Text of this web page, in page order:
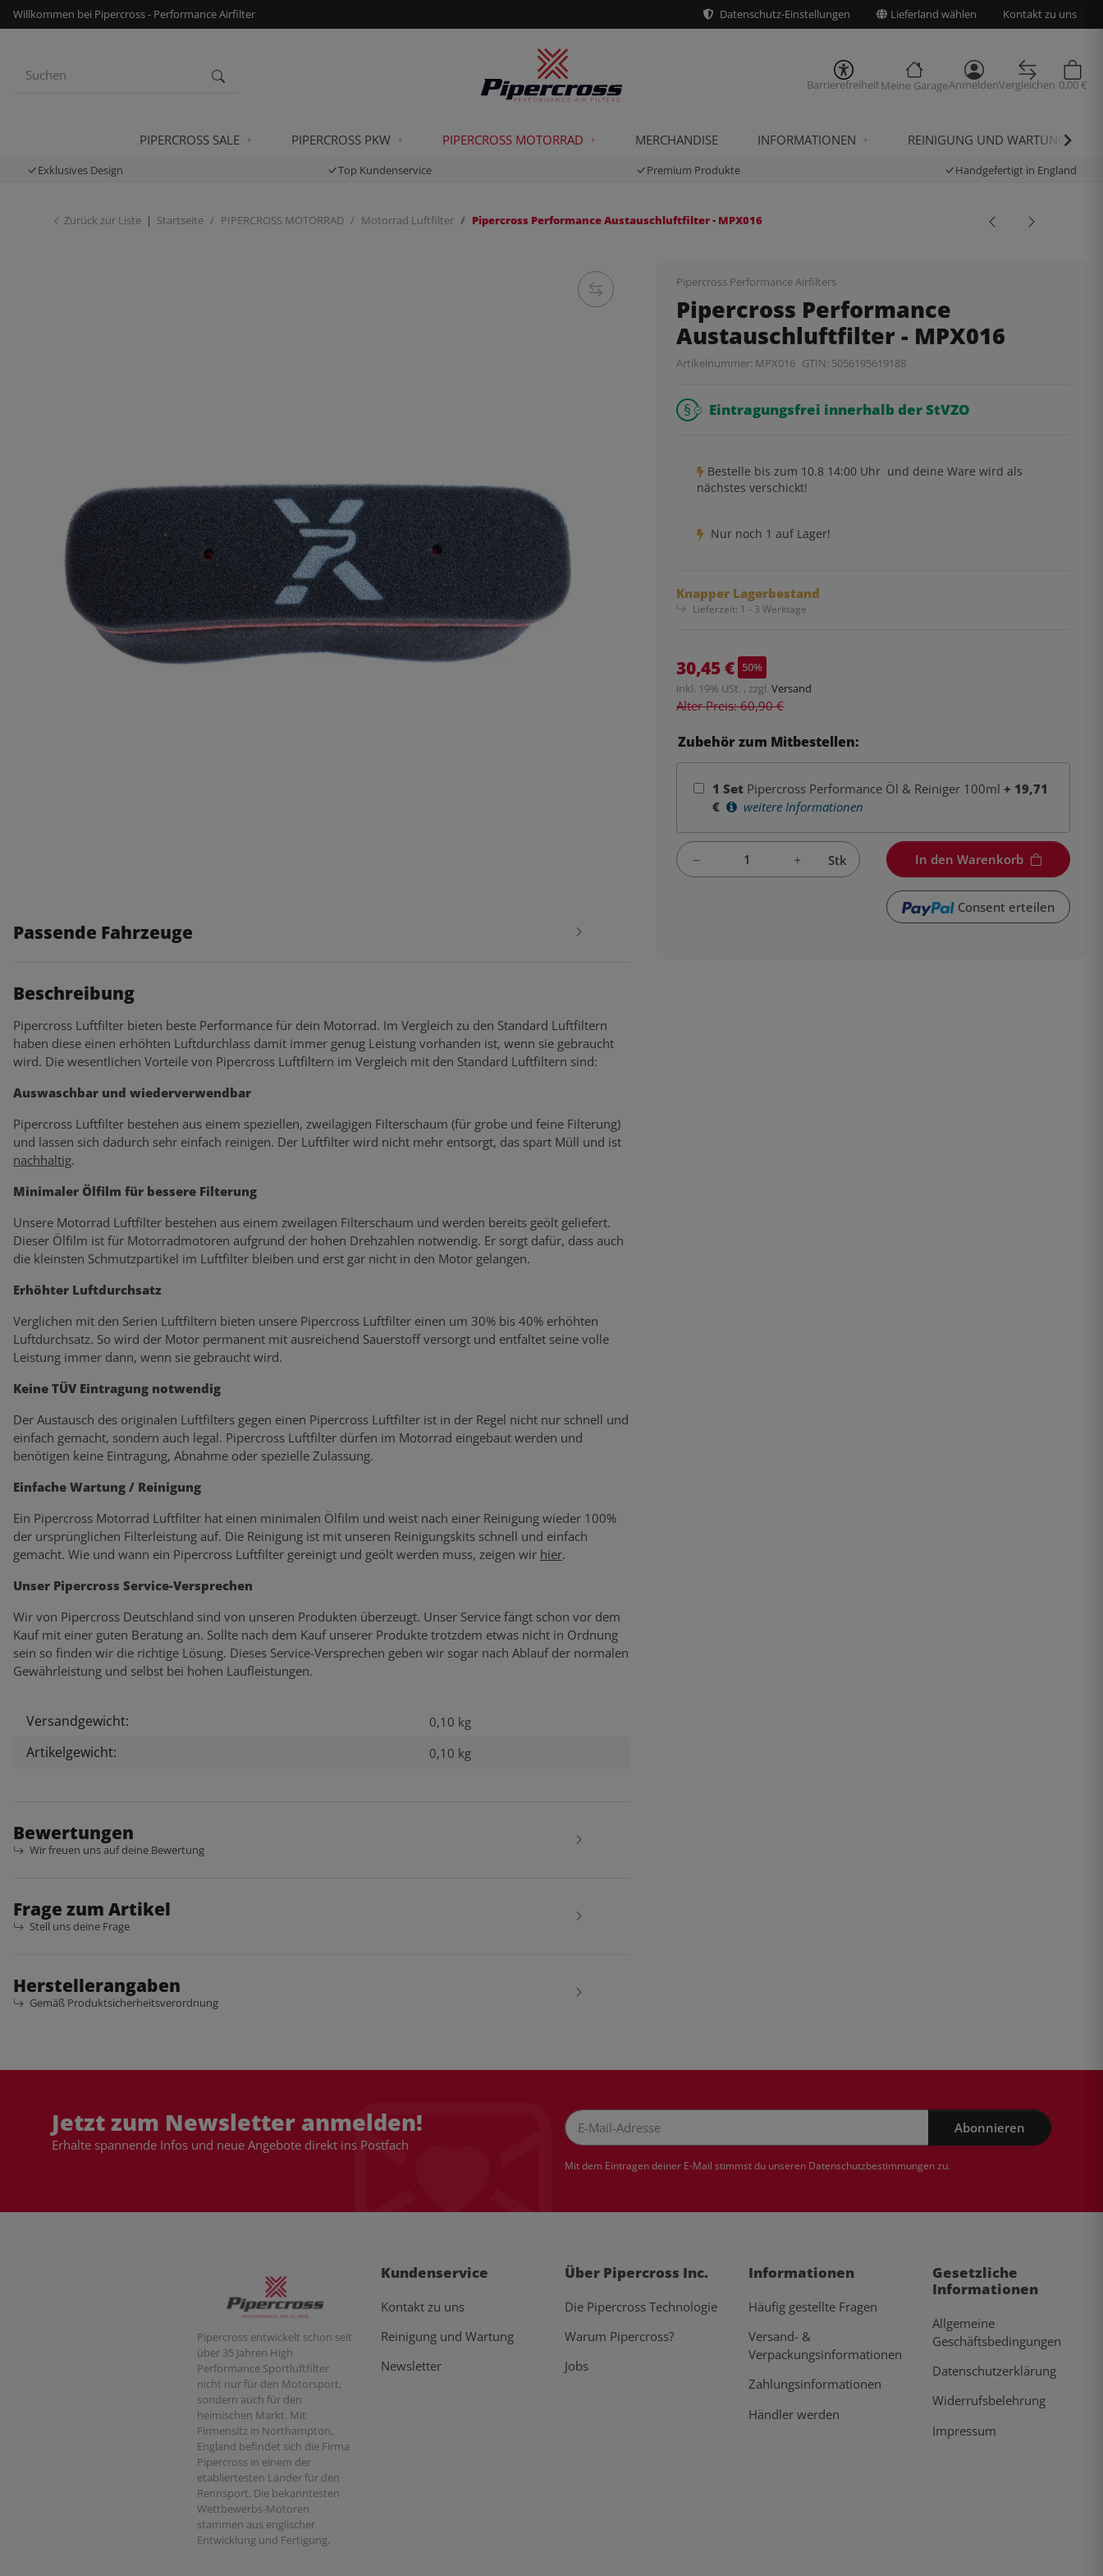
Willkommen bei Pipercross - Performance Airfilter Datenschutz-Einstellungen Lieferland wählen Kontakt zu uns
BarrierefreiheitMeine GarageAnmeldenVergleichen 0,00 €
PIPERCROSS SALE PIPERCROSS PKW PIPERCROSS MOTORRAD MERCHANDISE INFORMATIONEN REINIGUNG UND WARTUNG
Exklusives Design Top Kundenservice Premium Produkte Handgefertigt in England
Zurück zur Liste Startseite PIPERCROSS MOTORRAD Motorrad Luftfilter Pipercross Performance Austauschluftfilter - MPX016
Pipercross Performance Airfilters
Pipercross Performance
Austauschluftfilter - MPX016
Artikelnummer: MPX016 GTIN: 5056195619188
Eintragungsfrei innerhalb der StVZO
Bestelle bis zum 10.8 14:00 Uhr und deine Ware wird als
nächstes verschickt!
Nur noch 1 auf Lager!
Knapper Lagerbestand
Lieferzeit: 1 - 3 Werktage
30,45 € 50%
inkl. 19% USt. , zzgl. Versand
Alter Preis: 60,90 €
Zubehör zum Mitbestellen:
1 Set Pipercross Performance Öl & Reiniger 100ml + 19,71
€
weitere Informationen
Stk In den Warenkorb
Consent erteilen
Passende Fahrzeuge
Beschreibung
Pipercross Luftfilter bieten beste Performance für dein Motorrad. Im Vergleich zu den Standard Luftfiltern
haben diese einen erhöhten Luftdurchlass damit immer genug Leistung vorhanden ist, wenn sie gebraucht
wird. Die wesentlichen Vorteile von Pipercross Luftfiltern im Vergleich mit den Standard Luftfiltern sind:
Auswaschbar und wiederverwendbar
Pipercross Luftfilter bestehen aus einem speziellen, zweilagigen Filterschaum (für grobe und feine Filterung)
und lassen sich dadurch sehr einfach reinigen. Der Luftfilter wird nicht mehr entsorgt, das spart Müll und ist
nachhaltig.
Minimaler Ölfilm für bessere Filterung
Unsere Motorrad Luftfilter bestehen aus einem zweilagen Filterschaum und werden bereits geölt geliefert.
Dieser Ölfilm ist für Motorradmotoren aufgrund der hohen Drehzahlen notwendig. Er sorgt dafür, dass auch
die kleinsten Schmutzpartikel im Luftfilter bleiben und erst gar nicht in den Motor gelangen.
Erhöhter Luftdurchsatz
Verglichen mit den Serien Luftfiltern bieten unsere Pipercross Luftfilter einen um 30% bis 40% erhöhten
Luftdurchsatz. So wird der Motor permanent mit ausreichend Sauerstoff versorgt und entfaltet seine volle
Leistung immer dann, wenn sie gebraucht wird.
Keine TÜV Eintragung notwendig
Der Austausch des originalen Luftfilters gegen einen Pipercross Luftfilter ist in der Regel nicht nur schnell und
einfach gemacht, sondern auch legal. Pipercross Luftfilter dürfen im Motorrad eingebaut werden und
benötigen keine Eintragung, Abnahme oder spezielle Zulassung.
Einfache Wartung / Reinigung
Ein Pipercross Motorrad Luftfilter hat einen minimalen Ölfilm und weist nach einer Reinigung wieder 100%
der ursprünglichen Filterleistung auf. Die Reinigung ist mit unseren Reinigungskits schnell und einfach
gemacht. Wie und wann ein Pipercross Luftfilter gereinigt und geölt werden muss, zeigen wir hier.
Unser Pipercross Service-Versprechen
Wir von Pipercross Deutschland sind von unseren Produkten überzeugt. Unser Service fängt schon vor dem
Kauf mit einer guten Beratung an. Sollte nach dem Kauf unserer Produkte trotzdem etwas nicht in Ordnung
sein so finden wir die richtige Lösung. Dieses Service-Versprechen geben wir sogar nach Ablauf der normalen
Gewährleistung und selbst bei hohen Laufleistungen.
Produkteigenschaft
Wert
Versandgewicht: 0,10 kg
Artikelgewicht: 0,10 kg
Bewertungen
Wir freuen uns auf deine Bewertung
Frage zum Artikel
Stell uns deine Frage
Herstellerangaben
Gemäß Produktsicherheitsverordnung
Jetzt zum Newsletter anmelden!
Erhalte spannende Infos und neue Angebote direkt ins Postfach
Abonnieren
Mit dem Eintragen deiner E-Mail stimmst du unseren Datenschutzbestimmungenzu.
Pipercross entwickelt schon seit
über 35 Jahren High
Performance Sportluftfilter
nicht nur für den Motorsport,
sondern auch für den
heimischen Markt. Mit
Firmensitz in Northampton,
England befindet sich die Firma
Pipercross in einem der
etabliertesten Länder für den
Rennsport. Die bekanntesten
Wettbewerbs-Motoren
stammen aus englischer
Entwicklung und Fertigung.
Kundenservice
Kontakt zu uns
Reinigung und Wartung
Newsletter
Über Pipercross Inc.
Die Pipercross Technologie
Warum Pipercross?
Jobs
Informationen
Häufig gestellte Fragen
Versand- &
Verpackungsinformationen
Zahlungsinformationen
Händler werden
Gesetzliche
Informationen
Allgemeine
Geschäftsbedingungen
Datenschutzerklärung
Widerrufsbelehrung
Impressum